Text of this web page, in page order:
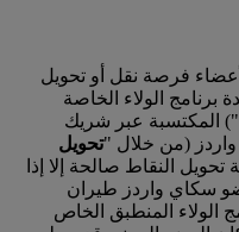
فرصة نقل أو تحويل
برنامج الولاء الخاصة
") المكتسبة عبر شريك
واردز (من خلال "تحويل
النقاط صالحة إلا إذا
سكاي واردز طيران
الولاء المنطبق الخاص